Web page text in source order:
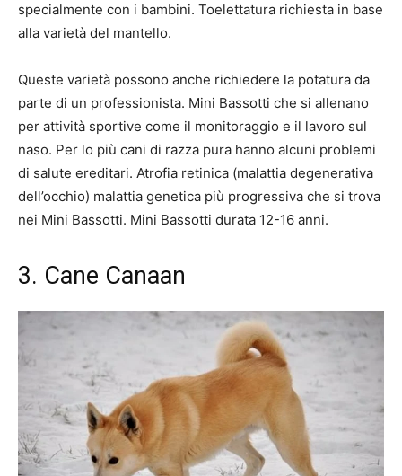
specialmente con i bambini. Toelettatura richiesta in base
alla varietà del mantello.
Queste varietà possono anche richiedere la potatura da
parte di un professionista. Mini Bassotti che si allenano
per attività sportive come il monitoraggio e il lavoro sul
naso. Per lo più cani di razza pura hanno alcuni problemi
di salute ereditari. Atrofia retinica (malattia degenerativa
dell’occhio) malattia genetica più progressiva che si trova
nei Mini Bassotti. Mini Bassotti durata 12-16 anni.
3. Cane Canaan